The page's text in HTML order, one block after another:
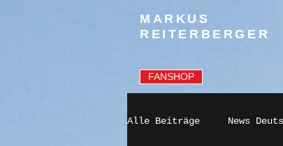
MARKUS
REITERBERGER
FANSHOP
Alle Beiträge News